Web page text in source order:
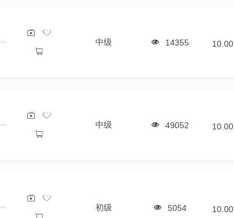
中级 14355 10.00
中级 49052 10.00
初级 5054 10.00